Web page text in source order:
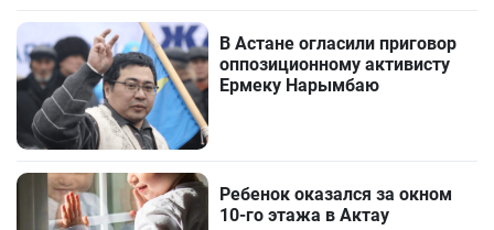
В Астане огласили приговор
оппозиционному активисту
Ермеку Нарымбаю
Ребенок оказался за окном
10-го этажа в Актау